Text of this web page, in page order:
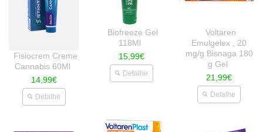
Fisiocrem Creme
Cannabis 60Ml
14,99€
Detalhe
Biofreeze Gel
118Ml
15,99€
Detalhe
Voltaren
Emulgelex , 20
mg/g Bisnaga 180
g Gel
21,99€
Detalhe